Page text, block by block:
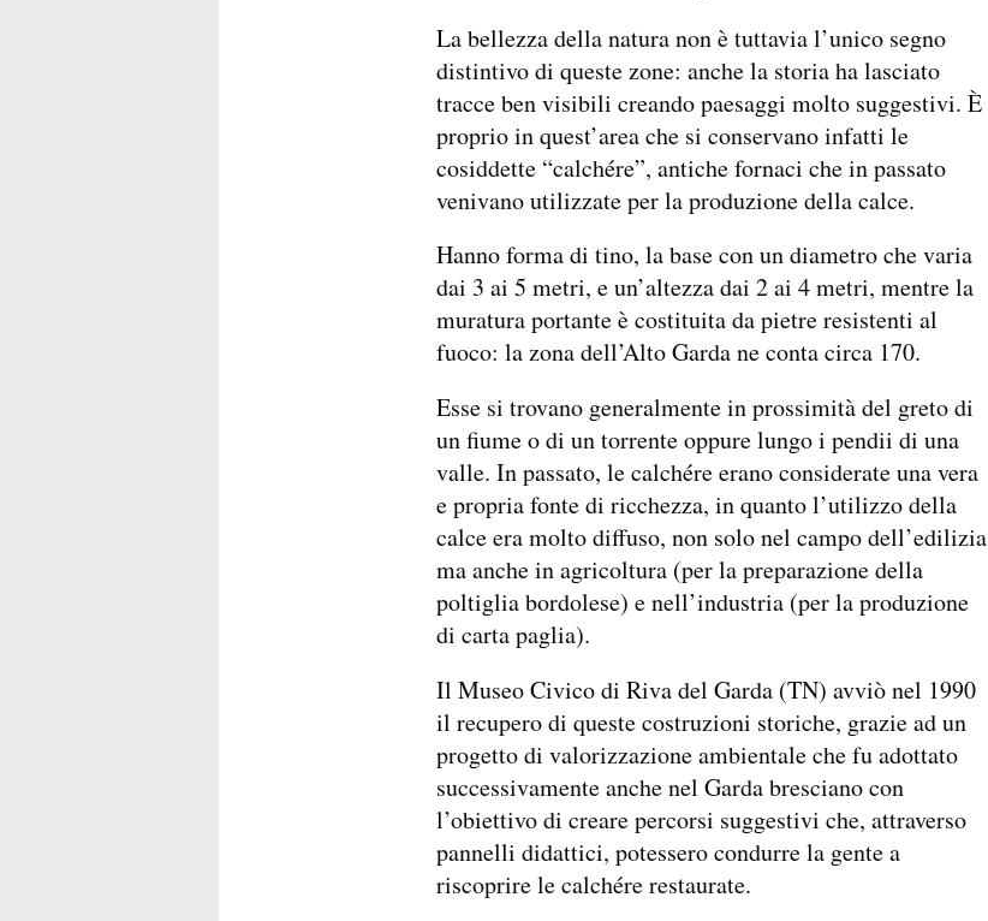
La bellezza della natura non è tuttavia l’unico segno
distintivo di queste zone: anche la storia ha lasciato
tracce ben visibili creando paesaggi molto suggestivi. È
proprio in quest’area che si conservano infatti le
cosiddette “calchére”, antiche fornaci che in passato
venivano utilizzate per la produzione della calce.
Hanno forma di tino, la base con un diametro che varia
dai 3 ai 5 metri, e un’altezza dai 2 ai 4 metri, mentre la
muratura portante è costituita da pietre resistenti al
fuoco: la zona dell’Alto Garda ne conta circa 170.
Esse si trovano generalmente in prossimità del greto di
un fiume o di un torrente oppure lungo i pendii di una
valle. In passato, le calchére erano considerate una vera
e propria fonte di ricchezza, in quanto l’utilizzo della
calce era molto diffuso, non solo nel campo dell’edilizia
ma anche in agricoltura (per la preparazione della
poltiglia bordolese) e nell’industria (per la produzione
di carta paglia).
Il Museo Civico di Riva del Garda (TN) avviò nel 1990
il recupero di queste costruzioni storiche, grazie ad un
progetto di valorizzazione ambientale che fu adottato
successivamente anche nel Garda bresciano con
l’obiettivo di creare percorsi suggestivi che, attraverso
pannelli didattici, potessero condurre la gente a
riscoprire le calchére restaurate.